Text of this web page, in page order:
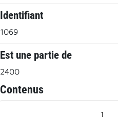
Identifiant
1069
Est une partie de
2400
Contenus